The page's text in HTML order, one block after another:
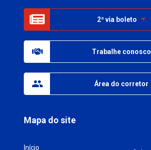
Mapa do site
Início
2ª via boleto
Trabalhe conosco
Área do corretor